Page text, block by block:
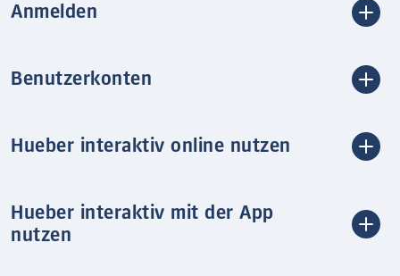
Anmelden
Benutzerkonten
Hueber interaktiv online nutzen
Hueber interaktiv mit der App
nutzen